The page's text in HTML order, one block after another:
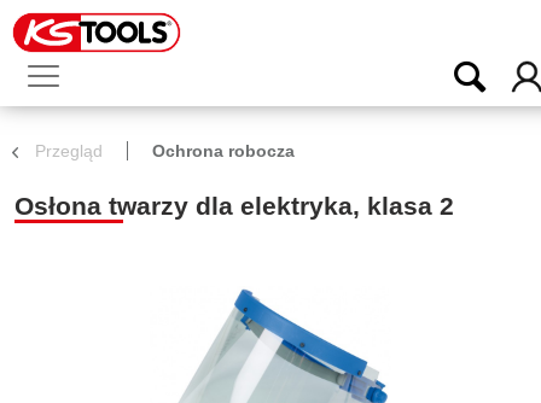
Przegląd Ochrona robocza
Osłona twarzy dla elektryka, klasa 2